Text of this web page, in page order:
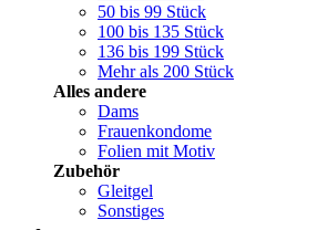
50 bis 99 Stück
100 bis 135 Stück
136 bis 199 Stück
Mehr als 200 Stück
Alles andere
Dams
Frauenkondome
Folien mit Motiv
Zubehör
Gleitgel
Sonstiges